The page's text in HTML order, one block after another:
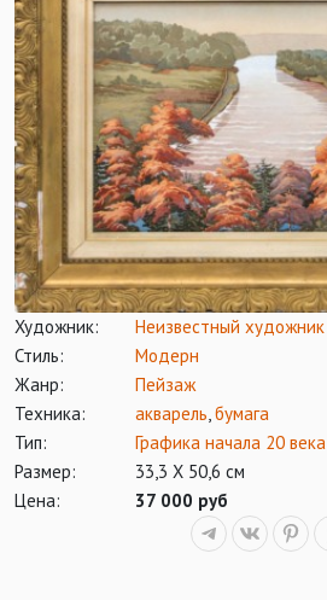
Художник:
Неизвестный художник
Стиль:
Модерн
Жанр:
Пейзаж
Техника:
акварель,бумага
Тип:
Графика начала 20 века
Размер:
33,3 Х 50,6 см
Цена:
37 000 руб